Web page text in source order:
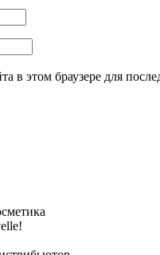
в этом браузере для